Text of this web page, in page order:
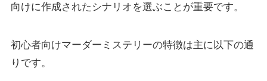
向けに作成されたシナリオを選ぶことが重要です。
初心者向けマーダーミステリーの特徴は主に以下の通
りです。